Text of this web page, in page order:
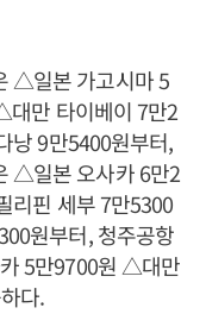
△일본 가고시마 5
만 타이베이 7만2
9만5400원부터,
△일본 오사카 6만2
핀 세부 7만5300
원부터, 청주공항
5만9700원 △대만
다.